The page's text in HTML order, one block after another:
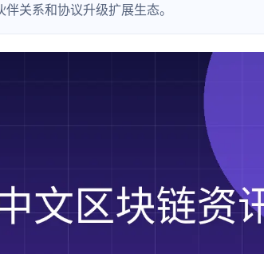
关系和协议升级扩展生态。